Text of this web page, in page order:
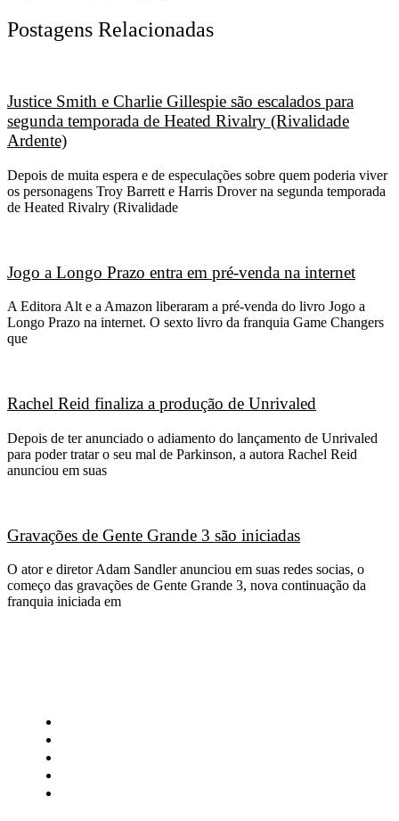
Postagens Relacionadas
Justice Smith e Charlie Gillespie são escalados para
segunda temporada de Heated Rivalry (Rivalidade
Ardente)
Depois de muita espera e de especulações sobre quem poderia viver
os personagens Troy Barrett e Harris Drover na segunda temporada
de Heated Rivalry (Rivalidade
Jogo a Longo Prazo entra em pré-venda na internet
A Editora Alt e a Amazon liberaram a pré-venda do livro Jogo a
Longo Prazo na internet. O sexto livro da franquia Game Changers
que
Rachel Reid finaliza a produção de Unrivaled
Depois de ter anunciado o adiamento do lançamento de Unrivaled
para poder tratar o seu mal de Parkinson, a autora Rachel Reid
anunciou em suas
Gravações de Gente Grande 3 são iniciadas
O ator e diretor Adam Sandler anunciou em suas redes socias, o
começo das gravações de Gente Grande 3, nova continuação da
franquia iniciada em